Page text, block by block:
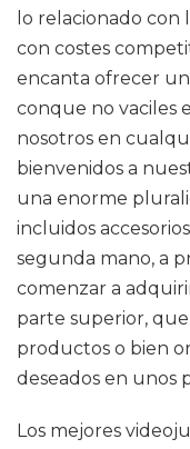
lo relacionado con
con costes
encanta ofrecer
conque no vaciles
nosotros en
bienvenidos a
una enorme
incluidos
segunda mano, a
comenzar a
parte superior,
productos o bien
deseados en unos
Los mejores